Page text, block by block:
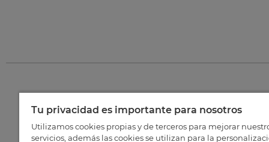
Tu privacidad es importante para nosotros
Utilizamos cookies propias y de terceros para mejorar
servicios, además las cookies se utilizan para la